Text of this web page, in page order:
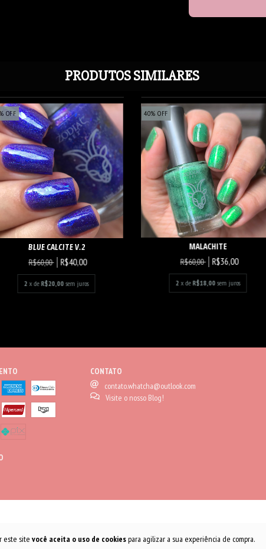
este site você aceita o uso de cookiespara agilizar a sua experiência de compra.
PRODUTOS SIMILARES
OFF
BLUE CALCITE V.2
R$60,00 R$40,00
2 x de R$20,00 sem juros
40% OFF
MALACHITE
R$60,00 R$36,00
2 x de R$18,00 sem juros
CONTATO
contato.whatcha@outlook.com
Visite o nosso Blog!